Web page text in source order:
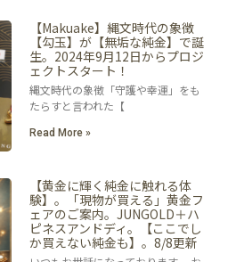
【Makuake】縄文時代の象徴
【勾玉】が【無垢な純金】で誕
生。2024年9月12日からプロジ
ェクトスタート！
縄文時代の象徴「守護や幸運」をも
たらすと言われた【
Read More »
【黄金に輝く純金に触れる体
験】。「現物が買える」黄金フ
ェアのご案内。JUNGOLD＋ハ
ピネスアンドディ。【ここでし
か買えない純金も】。8/8更新